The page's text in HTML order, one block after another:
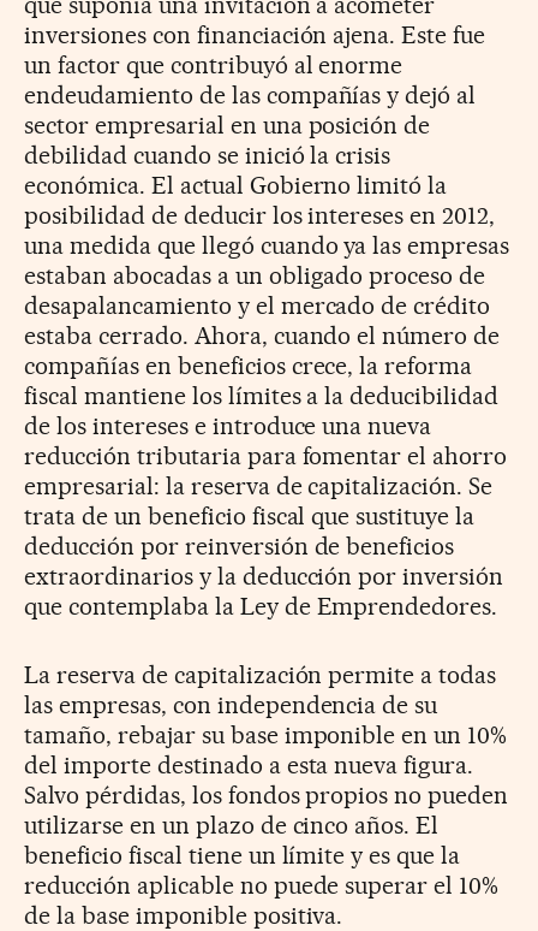
inversiones con financiación ajena. Este fue
un factor que contribuyó al enorme
endeudamiento de las compañías y dejó al
sector empresarial en una posición de
debilidad cuando se inició la crisis
económica. El actual Gobierno limitó la
posibilidad de deducir los intereses en 2012,
una medida que llegó cuando ya las empresas
estaban abocadas a un obligado proceso de
desapalancamiento y el mercado de crédito
estaba cerrado. Ahora, cuando el número de
compañías en beneficios crece, la reforma
fiscal mantiene los límites a la deducibilidad
de los intereses e introduce una nueva
reducción tributaria para fomentar el ahorro
empresarial: la reserva de capitalización. Se
trata de un beneficio fiscal que sustituye la
deducción por reinversión de beneficios
extraordinarios y la deducción por inversión
que contemplaba la Ley de Emprendedores.
La reserva de capitalización permite a todas
las empresas, con independencia de su
tamaño, rebajar su base imponible en un 10%
del importe destinado a esta nueva figura.
Salvo pérdidas, los fondos propios no pueden
utilizarse en un plazo de cinco años. El
beneficio fiscal tiene un límite y es que la
reducción aplicable no puede superar el 10%
de la base imponible positiva.